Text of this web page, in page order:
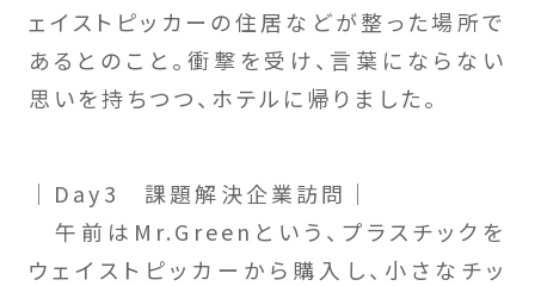
ェイストピッカーの住居などが整った場所で
あるとのこと。衝撃を受け、言葉にならない
思いを持ちつつ、ホテルに帰りました。
｜Day3 課題解決企業訪問｜
午前はMr.Greenという、プラスチックを
ウェイストピッカーから購入し、小さなチッ